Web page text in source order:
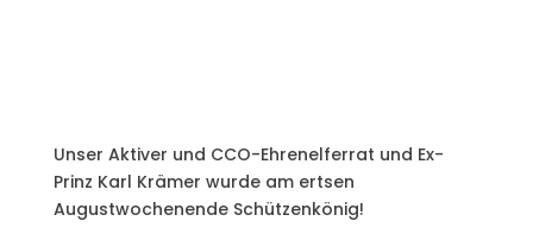
Unser Aktiver und CCO-Ehrenelferrat und Ex-
Prinz Karl Krämer wurde am ertsen
Augustwochenende Schützenkönig!